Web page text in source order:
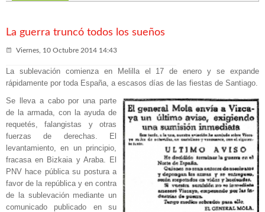
La guerra truncó todos los sueños
Viernes, 10 Octubre 2014 14:43
La sublevación comienza en Melilla el 17 de enero y se expande
rápidamente por toda España, a escasos días de las fiestas de Santiago.
Se lleva a cabo por una parte
de la armada, con la ayuda de
requetés, falangistas y otras
fuerzas de derechas. El
levantamiento, en un principio,
fracasa en Bizkaia y Araba. El
PNV hace pública su postura a
favor de la república y en contra
de la sublevación mediante un
comunicado publicado en su